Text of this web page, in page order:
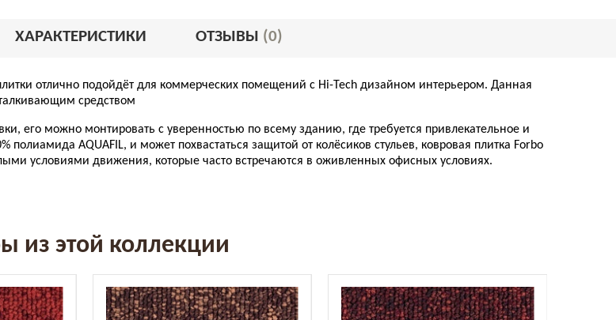
ХАРАКТЕРИСТИКИ ОТЗЫВЫ (0)
отлично подойдёт для коммерческих помещений с Hi-Tech дизайном интерьером. Данная
средством
его можно монтировать с уверенностью по всему зданию, где требуется привлекательное и
полиамида AQUAFIL, и может похвастаться защитой от колёсиков стульев, ковровая плитка Forbo
условиями движения, которые часто встречаются в оживленных офисных условиях.
из этой коллекции